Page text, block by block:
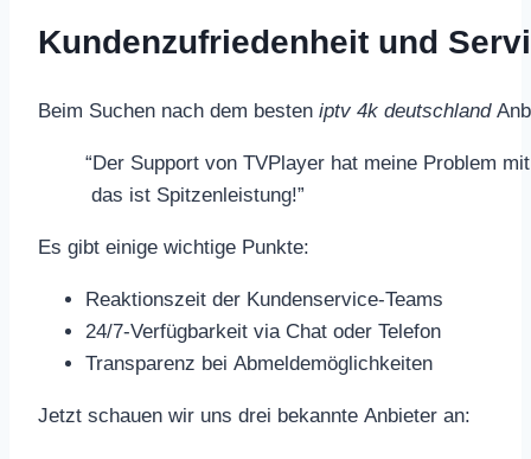
Kundenzufriedenheit und
Beim Suchen nach dem besten iptv 4k deutschland
“Der Support von TVPlayer hat meine Problem
das ist Spitzenleistung!”
Es gibt einige wichtige Punkte:
Reaktionszeit der Kundenservice-Teams
24/7-Verfügbarkeit via Chat oder Telefon
Transparenz bei Abmeldemöglichkeiten
Jetzt schauen wir uns drei bekannte Anbieter an: